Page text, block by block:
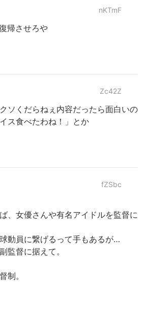
nKTmF
帰させろや
Zc42Z
ソくだらねぇ内容だったら面白いの
ス食べたわね！」とか
fZSbc
、女優さんや有名アイドルを監督に
動員に繋げるって手もあるが…
監督に据えて。
制。